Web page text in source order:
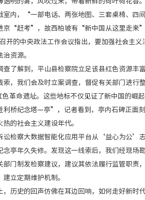
，“一部电话、两张地图、三套桌椅、四
京“赶考”，故西柏坡有“新中国从这里走来”
的中央政法工作会议指出，要加强社会主义
资源。
解到，平山县检察院立足该县红色资源丰
，我们会及时立案调查，督促有关部门进行
命遗址。这些地标不仅见证了新中国的崛起
纪念塔—亭”，记者看到，亭内石碑正面刻
的社会主义建设年代。
察大数据智能化应用平台从‘益心为公’
念亭年久失修。发现这一线索后，我们经现
门制发检察建议，建议其依法履行监管职责
立定期维护机制。
史的回声仿佛在耳边回响，如何走好新时